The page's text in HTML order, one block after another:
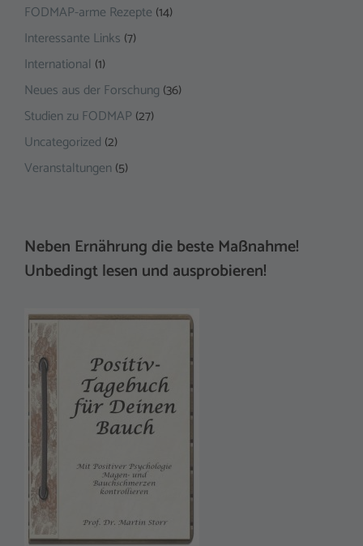
FODMAP-arme Rezepte (14)
Interessante Links (7)
International (1)
Neues aus der Forschung (36)
Studien zu FODMAP (27)
Uncategorized (2)
Veranstaltungen (5)
Neben Ernährung die beste Maßnahme!
Unbedingt lesen und ausprobieren!